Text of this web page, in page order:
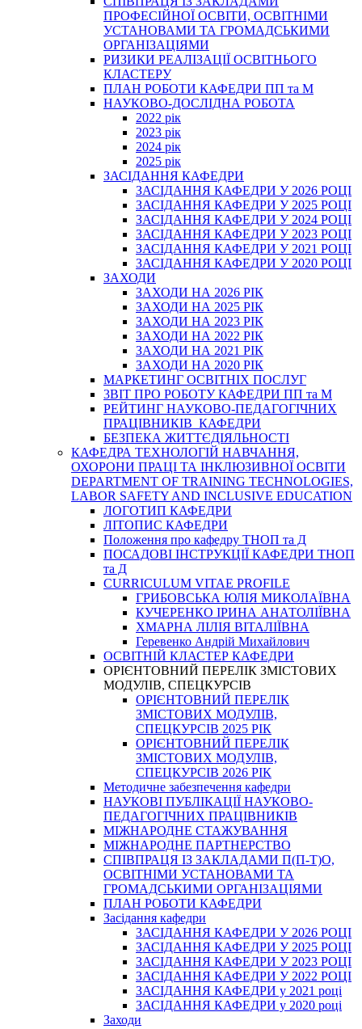
ПРОФЕСІЙНОЇ ОСВІТИ, ОСВІТНІМИ
УСТАНОВАМИ ТА ГРОМАДСЬКИМИ
ОРГАНІЗАЦІЯМИ
РИЗИКИ РЕАЛІЗАЦІЇ ОСВІТНЬОГО
КЛАСТЕРУ
ПЛАН РОБОТИ КАФЕДРИ ПП та М
НАУКОВО-ДОСЛІДНА РОБОТА
2022 рік
2023 рік
2024 рік
2025 рік
ЗАСІДАННЯ КАФЕДРИ
ЗАСІДАННЯ КАФЕДРИ У 2026 РОЦІ
ЗАСІДАННЯ КАФЕДРИ У 2025 РОЦІ
ЗАСІДАННЯ КАФЕДРИ У 2024 РОЦІ
ЗАСІДАННЯ КАФЕДРИ У 2023 РОЦІ
ЗАСІДАННЯ КАФЕДРИ У 2021 РОЦІ
ЗАСІДАННЯ КАФЕДРИ У 2020 РОЦІ
ЗАХОДИ
ЗАХОДИ НА 2026 РІК
ЗАХОДИ НА 2025 РІК
ЗАХОДИ НА 2023 РІК
ЗАХОДИ НА 2022 РІК
ЗАХОДИ НА 2021 РІК
ЗАХОДИ НА 2020 РІК
МАРКЕТИНГ ОСВІТНІХ ПОСЛУГ
3BIT ПРО РОБОТУ КАФЕДРИ ПП та М
РЕЙТИНГ НАУКОВО-ПЕДАГОГІЧНИХ
ПРАЦІВНИКІВ КАФЕДРИ
БЕЗПЕКА ЖИТТЄДІЯЛЬНОСТІ
КАФЕДРА ТЕХНОЛОГІЙ НАВЧАННЯ,
ОХОРОНИ ПРАЦІ ТА ІНКЛЮЗИВНОЇ ОСВІТИ
DEPARTMENT OF TRAINING TECHNOLOGIES,
LABOR SAFETY AND INCLUSIVE EDUCATION
ЛОГОТИП КАФЕДРИ
ЛІТОПИС КАФЕДРИ
Положення про кафедру ТНОП та Д
ПОСАДОВІ ІНСТРУКЦІЇ КАФЕДРИ ТНОП
та Д
CURRICULUM VITAE PROFILE
ГРИБОВСЬКА ЮЛІЯ МИКОЛАЇВНА
КУЧЕРЕНКО ІРИНА АНАТОЛІЇВНА
ХМАРНА ЛІЛІЯ ВІТАЛІЇВНА
Геревенко Андрій Михайлович
ОСВІТНІЙ КЛАСТЕР КАФЕДРИ
ОРІЄНТОВНИЙ ПЕРЕЛІК ЗМІСТОВИХ
МОДУЛІВ, СПЕЦКУРСІВ
ОРІЄНТОВНИЙ ПЕРЕЛІК
ЗМІСТОВИХ МОДУЛІВ,
СПЕЦКУРСІВ 2025 РІК
ОРІЄНТОВНИЙ ПЕРЕЛІК
ЗМІСТОВИХ МОДУЛІВ,
СПЕЦКУРСІВ 2026 РІК
Методичне забезпечення кафедри
НАУКОВІ ПУБЛІКАЦІЇ НАУКОВО-
ПЕДАГОГІЧНИХ ПРАЦІВНИКІВ
МІЖНАРОДНЕ СТАЖУВАННЯ
МІЖНАРОДНЕ ПАРТНЕРСТВО
СПІВПРАЦЯ ІЗ ЗАКЛАДАМИ П(П-Т)О,
ОСВІТНІМИ УСТАНОВАМИ ТА
ГРОМАДСЬКИМИ ОРГАНІЗАЦІЯМИ
ПЛАН РОБОТИ КАФЕДРИ
Засідання кафедри
ЗАСІДАННЯ КАФЕДРИ У 2026 РОЦІ
ЗАСІДАННЯ КАФЕДРИ У 2025 РОЦІ
ЗАСІДАННЯ КАФЕДРИ У 2023 РОЦІ
ЗАСІДАННЯ КАФЕДРИ У 2022 РОЦІ
ЗАСІДАННЯ КАФЕДРИ у 2021 році
ЗАСІДАННЯ КАФЕДРИ у 2020 році
Заходи